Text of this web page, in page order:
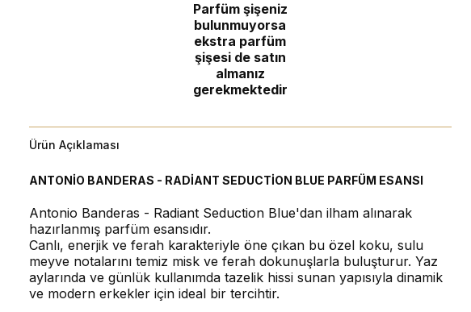
Parfüm şişeniz
bulunmuyorsa
ekstra parfüm
şişesi de satın
almanız
gerekmektedir
Ürün Açıklaması
ANTONİO BANDERAS - RADİANT SEDUCTİON BLUE PARFÜM ESANSI
Antonio Banderas - Radiant Seduction Blue'dan ilham alınarak
hazırlanmış parfüm esansıdır.
Canlı, enerjik ve ferah karakteriyle öne çıkan bu özel koku, sulu
meyve notalarını temiz misk ve ferah dokunuşlarla buluşturur. Yaz
aylarında ve günlük kullanımda tazelik hissi sunan yapısıyla dinamik
ve modern erkekler için ideal bir tercihtir.